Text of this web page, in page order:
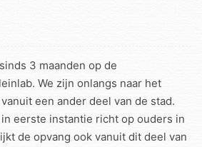
3 maanden op de
We zijn onlangs naar het
een ander deel van de stad.
eerste instantie richt op ouders in
de opvang ook vanuit dit deel van